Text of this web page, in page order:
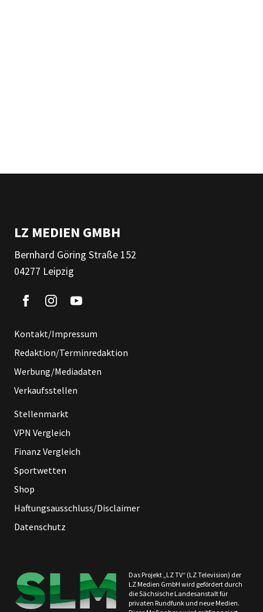
LZ MEDIEN GMBH
Bernhard Göring Straße 152
04277 Leipzig
Kontakt/Impressum
Redaktion/Terminredaktion
Werbung/Mediadaten
Verkaufsstellen
Stellenmarkt
VPN Vergleich
Finanz Vergleich
Sportwetten
Shop
Haftungsausschluss/Disclaimer
Datenschutz
Das Projekt „LZ TV“ (LZ Television) der
LZ Medien GmbH wird gefördert durch
die Sächsische Landesanstalt für
privaten Rundfunk und neue Medien.